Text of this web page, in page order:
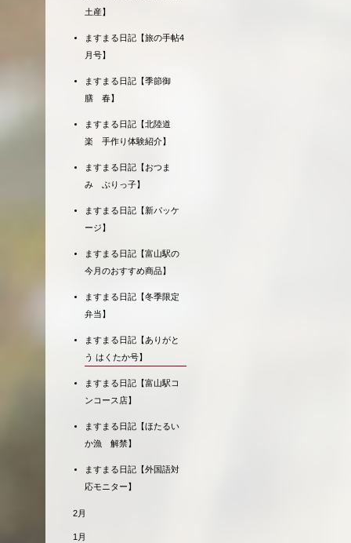
土産】
ますまる日記【旅の手帖4
月号】
ますまる日記【季節御
膳 春】
ますまる日記【北陸道
楽 手作り体験紹介】
ますまる日記【おつま
み ぶりっ子】
ますまる日記【新パッケ
ージ】
ますまる日記【富山駅の
今月のおすすめ商品】
ますまる日記【冬季限定
弁当】
ますまる日記【ありがと
う はくたか号】
ますまる日記【富山駅コ
ンコース店】
ますまる日記【ほたるい
か漁 解禁】
ますまる日記【外国語対
応モニター】
2月
1月